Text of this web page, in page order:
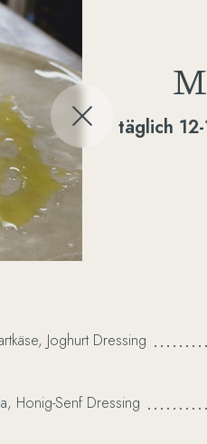
täglich
Joghurt Dressing
Honig-Senf Dressing